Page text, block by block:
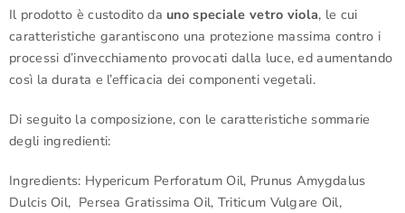
Il prodotto è custodito da uno speciale vetro viola, le cui
caratteristiche garantiscono una protezione massima contro i
processi d’invecchiamento provocati dalla luce, ed aumentando
così la durata e l’efficacia dei componenti vegetali.
Di seguito la composizione, con le caratteristiche sommarie
degli ingredienti:
Ingredients: Hypericum Perforatum Oil, Prunus Amygdalus
Dulcis Oil, Persea Gratissima Oil, Triticum Vulgare Oil,